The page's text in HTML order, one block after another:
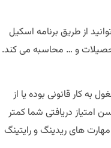
از طریق برنامه اسکیل
تحصیلات و … محاسبه می کند.
کار قانونی بوده یا از
امتیاز دریافتی شما کمتر
فرانسه و انگلیسی در مهارت های اسپیکینگ و لیسینینگ سطح ۵ و در مهارت های ریدینگ و رایتینگ